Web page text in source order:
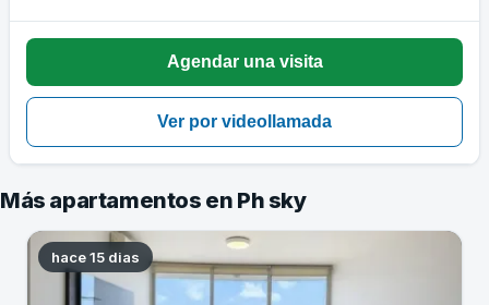
Más apartamentos en Ph sky
hace 15 dias